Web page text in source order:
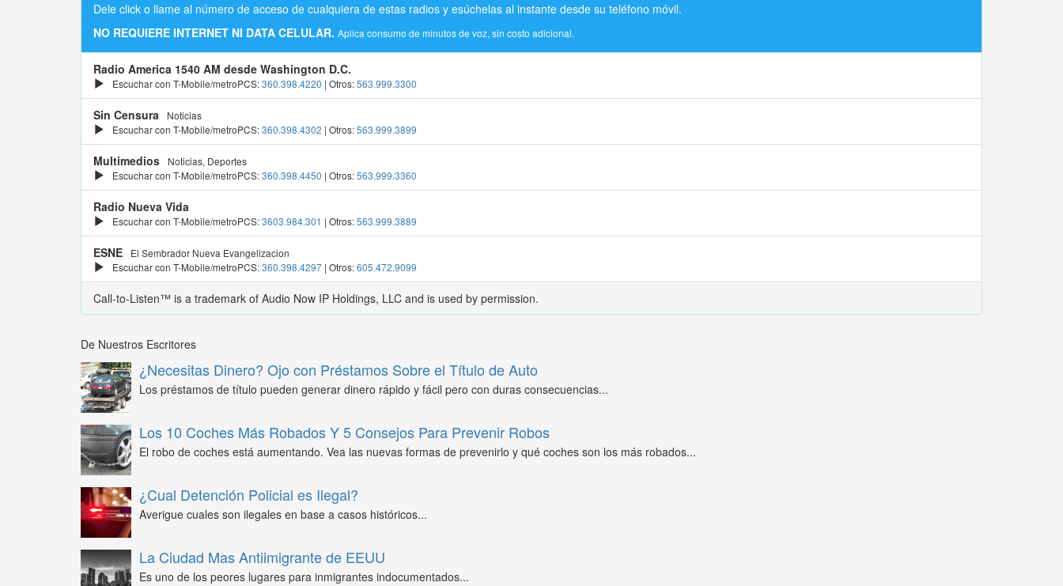
Dele click o llame al número de acceso de cualquiera de estas radios y esúchelas al instante desde su teléfono móvil.
NO REQUIERE INTERNET NI DATA CELULAR. Aplica consumo de minutos de voz, sin costo adicional.
Radio America 1540 AM desde Washington D.C.
Escuchar con T-Mobile/metroPCS:360.398.4220 | Otros:563.999.3300
Sin Censura
Noticias
Escuchar con T-Mobile/metroPCS:360.398.4302 | Otros:563.999.3899
Multimedios
Noticias, Deportes
Escuchar con T-Mobile/metroPCS:360.398.4450 | Otros:563.999.3360
Radio Nueva Vida
Escuchar con T-Mobile/metroPCS:3603.984.301 | Otros:563.999.3889
ESNE
El Sembrador Nueva Evangelizacion
Escuchar con T-Mobile/metroPCS:360.398.4297 | Otros:605.472.9099
Call-to-Listen™ is a trademark of Audio Now IP Holdings, LLC and is used by permission.
De Nuestros Escritores
¿Necesitas Dinero? Ojo con Préstamos Sobre el Título de Auto
Los préstamos de título pueden generar dinero rápido y fácil pero con duras consecuencias...
Los 10 Coches Más Robados Y 5 Consejos Para Prevenir Robos
El robo de coches está aumentando. Vea las nuevas formas de prevenirlo y qué coches son los más robados...
¿Cual Detención Policial es Ilegal?
Averigue cuales son ilegales en base a casos históricos...
La Ciudad Mas Antiimigrante de EEUU
Es uno de los peores lugares para inmigrantes indocumentados...